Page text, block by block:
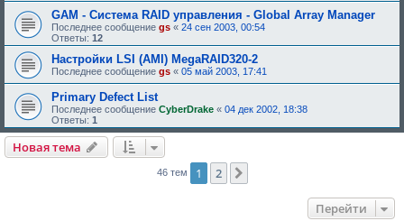
GAM - Система RAID управления - Global Array Manager
Последнее сообщение gs « 24 сен 2003, 00:54
Ответы: 12
Настройки LSI (AMI) MegaRAID320-2
Последнее сообщение gs « 05 май 2003, 17:41
Primary Defect List
Последнее сообщение CyberDrake « 04 дек 2002, 18:38
Ответы: 1
Новая тема
46 тем 1 2
Перейти